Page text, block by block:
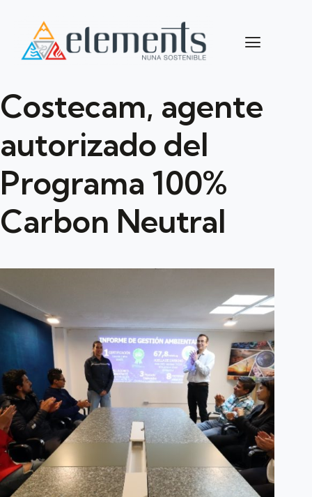
Costecam, agente
autorizado del
Programa 100%
Carbon Neutral